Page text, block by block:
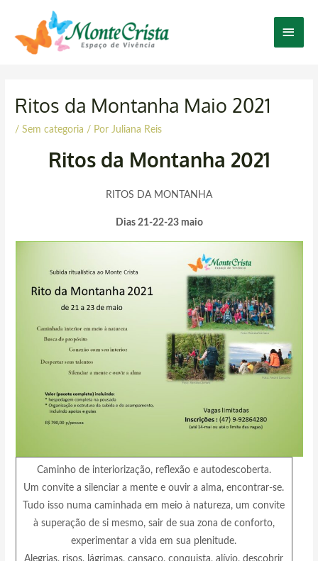
Ritos da Montanha Maio 2021
/Sem categoria / PorJuliana Reis
Ritos da Montanha 2021
RITOS DA MONTANHA
Dias 21-22-23 maio
Caminho de interiorização, reflexão e autodescoberta.
Um convite a silenciar a mente e ouvir a alma, encontrar-se.
Tudo isso numa caminhada em meio à natureza, um convite
à superação de si mesmo, sair de sua zona de conforto,
experimentar a vida em sua plenitude.